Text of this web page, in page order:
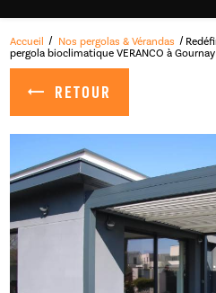
Accueil Nos pergolas & Vérandas
pergola bioclimatique VERANCO à
RETOUR